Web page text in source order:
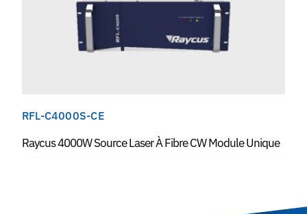
RFL-C4000S-CE
Raycus 4000W Source Laser À Fibre CW Module Unique